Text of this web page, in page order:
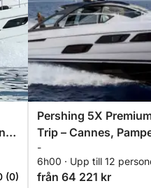
(0)
Pershing 5X
Trip – Cannes,
Cap Taillat
-
6h00 · Upp till 12
från 64 221 kr